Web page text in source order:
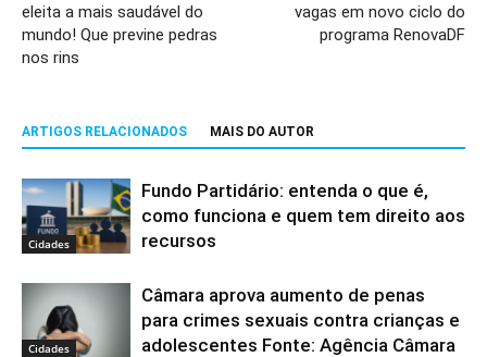
eleita a mais saudável do
mundo! Que previne pedras
nos rins
vagas em novo ciclo do
programa RenovaDF
ARTIGOS RELACIONADOS MAIS DO AUTOR
Cidades
Fundo Partidário: entenda o que é,
como funciona e quem tem direito aos
recursos
Cidades
Câmara aprova aumento de penas
para crimes sexuais contra crianças e
adolescentes Fonte: Agência Câmara